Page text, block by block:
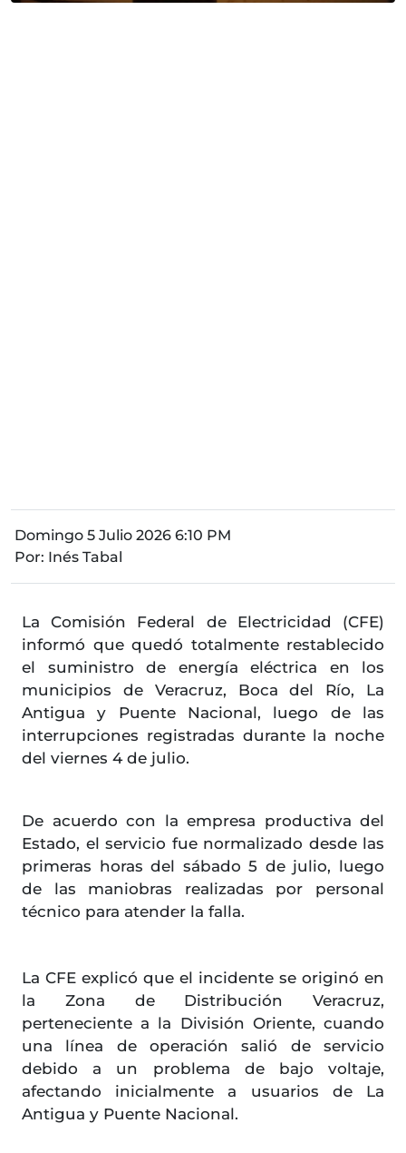
Domingo 5 Julio 2026 6:10 PM
Por: Inés Tabal
La Comisión Federal de Electricidad (CFE)
informó que quedó totalmente restablecido
el suministro de energía eléctrica en los
municipios de Veracruz, Boca del Río, La
Antigua y Puente Nacional, luego de las
interrupciones registradas durante la noche
del viernes 4 de julio.
De acuerdo con la empresa productiva del
Estado, el servicio fue normalizado desde las
primeras horas del sábado 5 de julio, luego
de las maniobras realizadas por personal
técnico para atender la falla.
La CFE explicó que el incidente se originó en
la Zona de Distribución Veracruz,
perteneciente a la División Oriente, cuando
una línea de operación salió de servicio
debido a un problema de bajo voltaje,
afectando inicialmente a usuarios de La
Antigua y Puente Nacional.